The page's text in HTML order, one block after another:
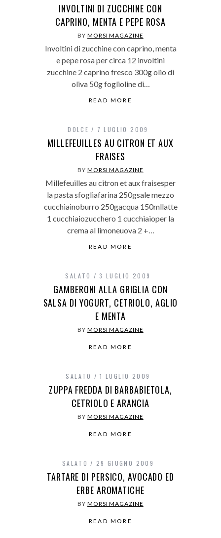
INVOLTINI DI ZUCCHINE CON
CAPRINO, MENTA E PEPE ROSA
BYMORSI MAGAZINE
Involtini di zucchine con caprino, menta
e pepe rosa per circa 12 involtini
zucchine 2 caprino fresco 300g olio di
oliva 50g foglioline di…
READ MORE
DOLCE 7 LUGLIO 2009
MILLEFEUILLES AU CITRON ET AUX
FRAISES
BYMORSI MAGAZINE
Millefeuilles au citron et aux fraisesper
la pasta sfogliafarina 250gsale mezzo
cucchiainoburro 250gacqua 150mllatte
1 cucchiaiozucchero 1 cucchiaioper la
crema al limoneuova 2 +…
READ MORE
SALATO 3 LUGLIO 2009
GAMBERONI ALLA GRIGLIA CON
SALSA DI YOGURT, CETRIOLO, AGLIO
E MENTA
BYMORSI MAGAZINE
READ MORE
SALATO 1 LUGLIO 2009
ZUPPA FREDDA DI BARBABIETOLA,
CETRIOLO E ARANCIA
BYMORSI MAGAZINE
READ MORE
SALATO 29 GIUGNO 2009
TARTARE DI PERSICO, AVOCADO ED
ERBE AROMATICHE
BYMORSI MAGAZINE
READ MORE